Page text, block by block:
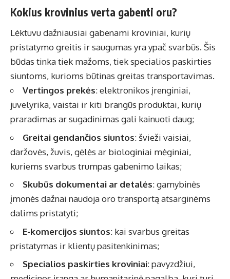
Kokius krovinius verta gabenti oru?
Lėktuvu dažniausiai gabenami kroviniai, kurių
pristatymo greitis ir saugumas yra ypač svarbūs. Šis
būdas tinka tiek mažoms, tiek specialios paskirties
siuntoms, kurioms būtinas greitas transportavimas.
Vertingos prekės: elektronikos įrenginiai,
juvelyrika, vaistai ir kiti brangūs produktai, kurių
praradimas ar sugadinimas gali kainuoti daug;
Greitai gendančios siuntos: švieži vaisiai,
daržovės, žuvis, gėlės ar biologiniai mėginiai,
kuriems svarbus trumpas gabenimo laikas;
Skubūs dokumentai ar detalės: gamybinės
įmonės dažnai naudoja oro transportą atsarginėms
dalims pristatyti;
E-komercijos siuntos: kai svarbus greitas
pristatymas ir klientų pasitenkinimas;
Specialios paskirties kroviniai: pavyzdžiui,